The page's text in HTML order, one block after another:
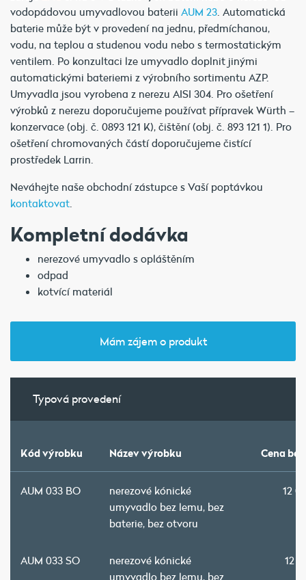
vodopádovou umyvadlovou baterii AUM 23 . Automatická
baterie může být v provedení na jednu, předmíchanou,
vodu, na teplou a studenou vodu nebo s termostatickým
ventilem. Po konzultaci lze umyvadlo doplnit jinými
automatickými bateriemi z výrobního sortimentu AZP.
Umyvadla jsou vyrobena z nerezu AISI 304. Pro ošetření
výrobků z nerezu doporučujeme používat přípravek Würth –
konzervace (obj. č. 0893 121 K), čištění (obj. č. 893 121 1). Pro
ošetření chromovaných částí doporučujeme čistící
prostředek Larrin.
Neváhejte naše obchodní zástupce s Vaší poptávkou
kontaktovat
Kompletní dodávka
nerezové umyvadlo s opláštěním
odpad
kotvící materiál
Mám zájem o produkt
Typová provedení
Kód výrobku Název výrobku Cena
AUM 033 BO
nerezové kónické
umyvadlo bez lemu, bez
baterie, bez otvoru
12
AUM 033 SO
nerezové kónické
umyvadlo bez lemu, bez
12